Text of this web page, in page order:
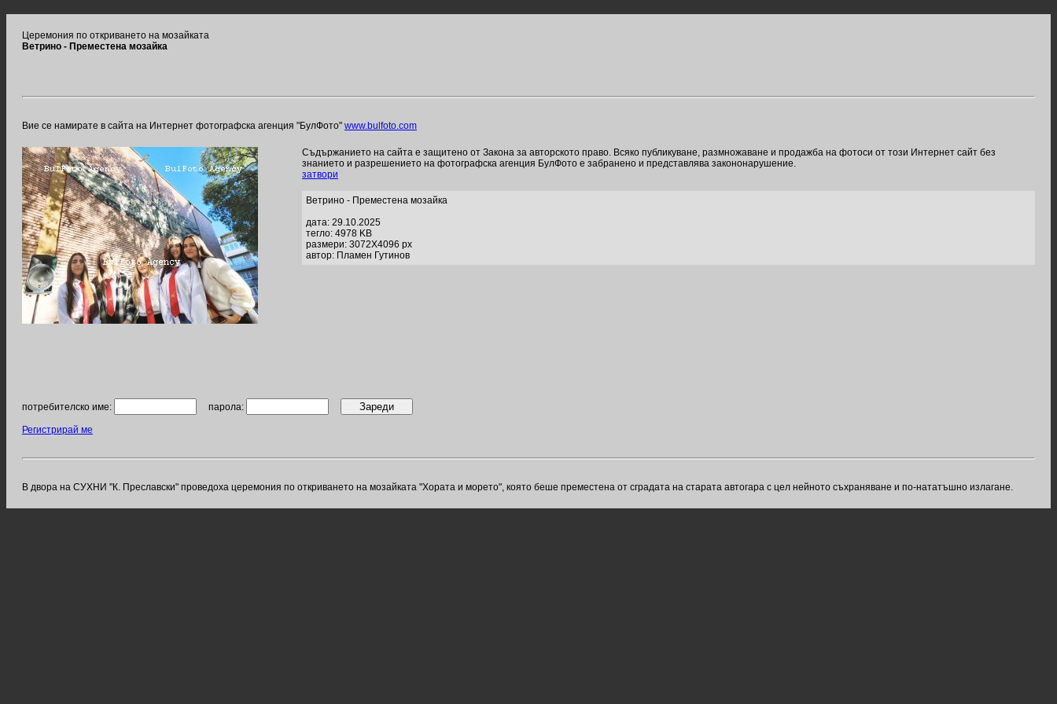
Церемония по откриването на мозайката
Ветрино - Преместена мозайка
Вие се намирате в сайта на Интернет фотографска агенция "БулФото" www.bulfoto.com
Съдържанието на сайта е защитено от Закона за авторското право. Всяко публикуване, размножаване и продажба на фотоси от този Интернет сайт без
знанието и разрешението на фотографска агенция БулФото е забранено и представлява закононарушение.
затвори
Ветрино - Преместена мозайка
дата: 29.10.2025
тегло: 4978 KB
размери: 3072X4096 px
автор: Пламен Гутинов
потребителско име: парола:
Регистрирай ме
В двора на СУХНИ "К. Преславски" проведоха церемония по откриването на мозайката "Хората и морето", която беше преместена от сградата на старата автогара с цел нейното съхраняване и по-нататъшно излагане.